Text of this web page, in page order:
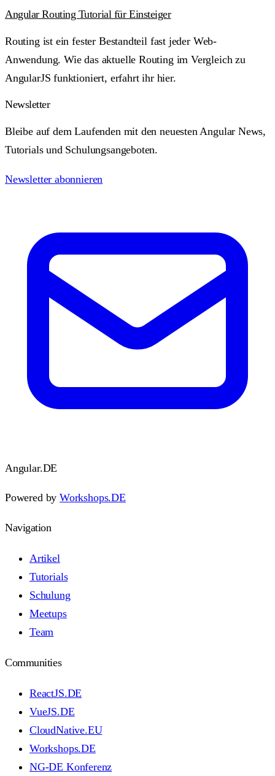
Angular Routing Tutorial für Einsteiger
Routing ist ein fester Bestandteil fast jeder Web-
Anwendung. Wie das aktuelle Routing im Vergleich zu
AngularJS funktioniert, erfahrt ihr hier.
Newsletter
Bleibe auf dem Laufenden mit den neuesten Angular News,
Tutorials und Schulungsangeboten.
Newsletter abonnieren
Angular.DE
Powered byWorkshops.DE
Navigation
Artikel
Tutorials
Schulung
Meetups
Team
Communities
ReactJS.DE
VueJS.DE
CloudNative.EU
Workshops.DE
NG-DE Konferenz